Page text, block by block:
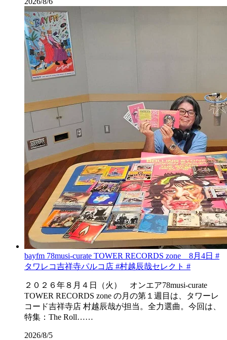
bayfm 78musi-curate TOWER RECORDS zone 8月4日 #
タワレコ吉祥寺パルコ店 #村越辰哉セレクト #
２０２６年８月４日（火） オンエア78musi-curate
TOWER RECORDS zone の月の第１週目は、タワーレ
コード吉祥寺店 村越辰哉が担当。全力選曲。今回は、
特集：The Roll……
2026/8/5